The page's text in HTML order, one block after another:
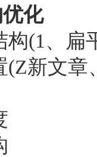
化
(1、扁
新文章